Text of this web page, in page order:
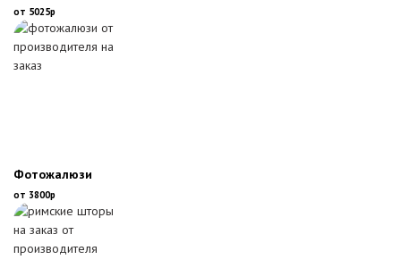
от 5025р
Фотожалюзи
от 3800р